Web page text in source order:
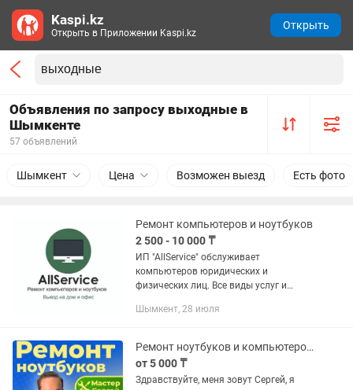
Объявления по запросу выходные в
Шымкенте
57 объявлений
Шымкент Цена Возможен выезд Есть фото
Ремонт компьютеров и ноутбуков
2 500 - 10 000 ₸
ИП "AllService" обслуживает
компьютеров юридических и
физических лиц. Все виды услуг и
компьютеров на дому или у нас в
ремонт...
Шымкент, 28 июля
Ремонт ноутбуков и компьютеров в Шымкенте
от 5 000 ₸
Здравствуйте, меня зовут Сергей, я
Kaspi.kz
Открыть в Приложении Kaspi.kz
Открыть